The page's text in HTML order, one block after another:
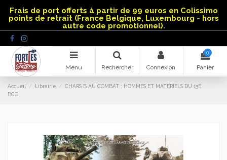
Frais de port offerts à partir de 99 euros en Colissimo
points de retrait (France Belgique, Luxembourg - hors
autre code promotionnel).
Menu Rechercher Connexion
0
Panier
Accueil Librairie
CHARS B AU COMBAT : HOMMES ET MATERIELS DU 15E
BCC